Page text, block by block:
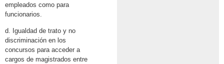
empleados como para
funcionarios.
d. Igualdad de trato y no
discriminación en los
concursos para acceder a
cargos de magistrados entre